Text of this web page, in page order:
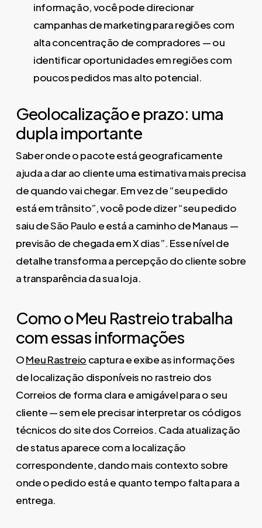
informação, você pode direcionar
campanhas de marketing para regiões com
alta concentração de compradores — ou
identificar oportunidades em regiões com
poucos pedidos mas alto potencial.
Geolocalização e prazo: uma
dupla importante
Saber onde o pacote está geograficamente
ajuda a dar ao cliente uma estimativa mais precisa
de quando vai chegar. Em vez de “seu pedido
está em trânsito”, você pode dizer “seu pedido
saiu de São Paulo e está a caminho de Manaus —
previsão de chegada em X dias”. Esse nível de
detalhe transforma a percepção do cliente sobre
a transparência da sua loja.
Como o Meu Rastreio trabalha
com essas informações
OMeu Rastreio captura e exibe as informações
de localização disponíveis no rastreio dos
Correios de forma clara e amigável para o seu
cliente — sem ele precisar interpretar os códigos
técnicos do site dos Correios. Cada atualização
de status aparece com a localização
correspondente, dando mais contexto sobre
onde o pedido está e quanto tempo falta para a
entrega.